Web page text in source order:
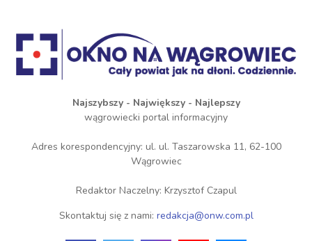
Najszybszy - Największy - Najlepszy
wągrowiecki portal informacyjny
Adres korespondencyjny: ul. ul. Taszarowska 11, 62-100
Wągrowiec
Redaktor Naczelny: Krzysztof Czapul
Skontaktuj się z nami: redakcja@onw.com.pl